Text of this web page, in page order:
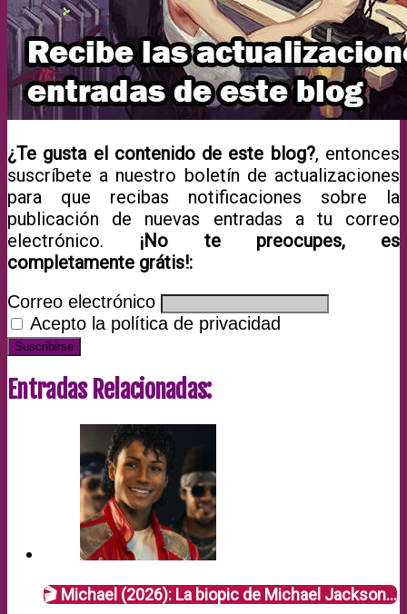
¿Te gusta el contenido de este blog?, entonces
suscríbete a nuestro boletín de actualizaciones
para que recibas notificaciones sobre la
publicación de nuevas entradas a tu correo
electrónico. ¡No te preocupes, es
completamente grátis!:
Correo electrónico
Acepto la política de privacidad
Entradas Relacionadas:
🎬 Michael (2026): La biopic de Michael Jackson…